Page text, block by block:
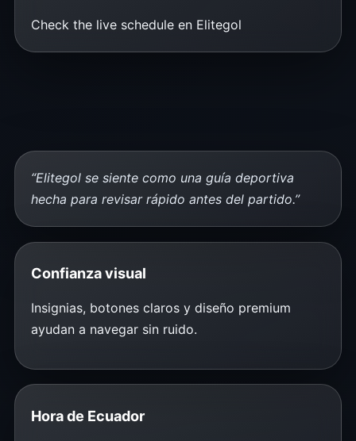
Check the live schedule en Elitegol
“Elitegol se siente como una guía deportiva
hecha para revisar rápido antes del partido.”
Confianza visual
Insignias, botones claros y diseño premium
ayudan a navegar sin ruido.
Hora de Ecuador